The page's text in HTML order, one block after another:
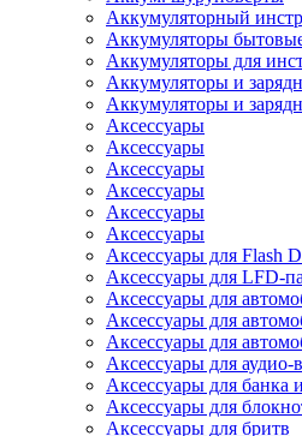
Аккумуляторный
Аккумуляторы
Аккумуляторы для
Аккумуляторы и
Аккумуляторы и
Аксессуары
Аксессуары
Аксессуары
Аксессуары
Аксессуары
Аксессуары
Аксессуары для Flash
Аксессуары для LFD-
Аксессуары для
Аксессуары для
Аксессуары для
Аксессуары для аудио-
Аксессуары для банка
Аксессуары для
Аксессуары для бритв